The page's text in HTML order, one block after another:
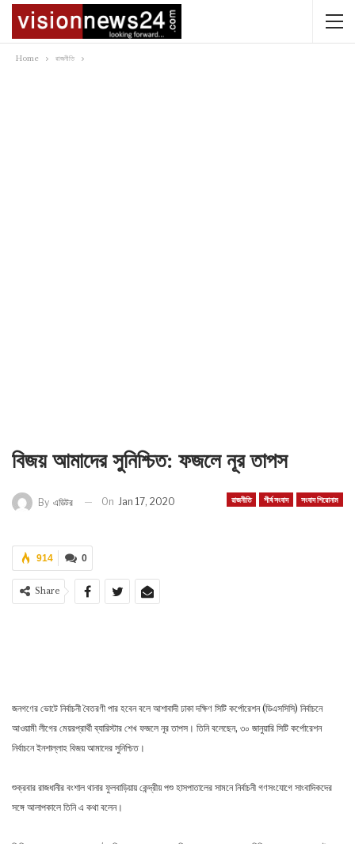
Home রাজনীতি
বিজয় আমাদের সুনিশ্চিত: ফজলে নূর তাপস
রাজনীতি শীর্ষ সংবাদ সংবাদ শিরোনাম
By এডিটর On Jan 17, 2020
0
914
Share
জনগণের ভোটে নির্বাচনী বৈতরণী পার হবেন বলে আশাবাদী ঢাকা দক্ষিণ সিটি কর্পোরেশন (ডিএসসিসি) নির্বাচনে
আওয়ামী লীগের মেয়রপ্রার্থী ব্যারিস্টার শেখ ফজলে নূর তাপস। তিনি বলেছেন, ৩০ জানুয়ারি সিটি কর্পোরেশন
নির্বাচনে ইনশাল্লাহ বিজয় আমাদের সুনিশ্চিত।
শুক্রবার রাজধানীর বংশাল থানার ফুলবাড়িয়ায় কেন্দ্রীয় পশু হাসপাতালের সামনে নির্বাচনী গণসংযোগে সাংবাদিকদের
সঙ্গে আলাপকালে তিনি এ কথা বলেন।